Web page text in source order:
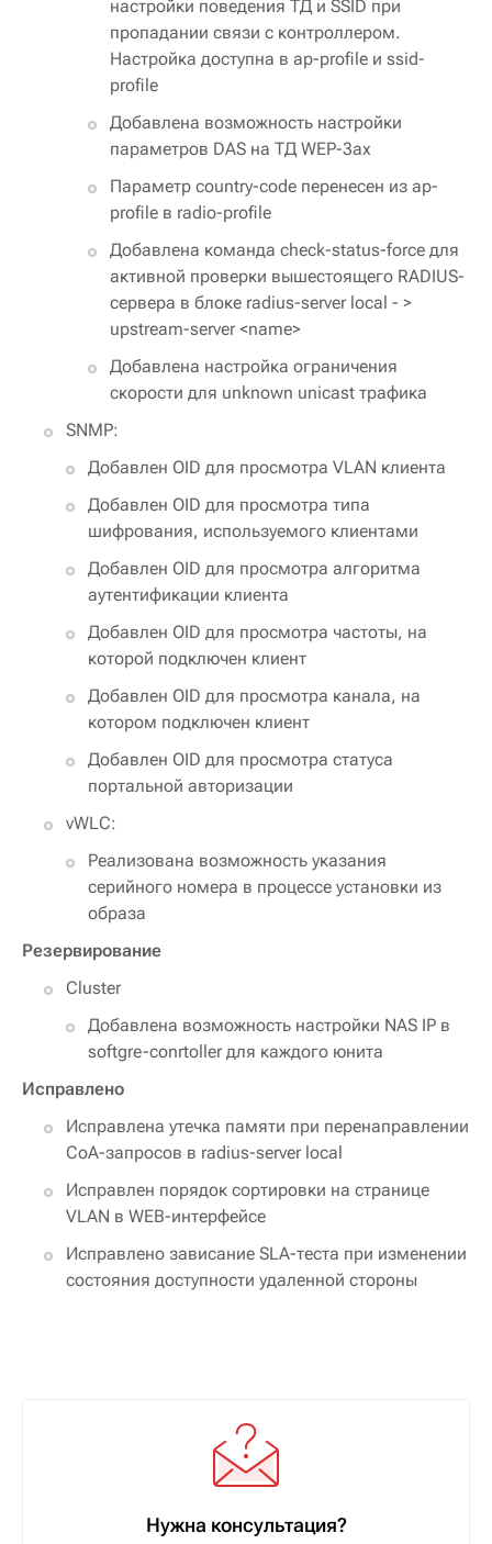
настройки поведения ТД и SSID при
пропадании связи с контроллером.
Настройка доступна в ap-profile и ssid-
profile
Добавлена возможность настройки
параметров DAS на ТД WEP-3ax
Параметр country-code перенесен из ap-
profile в radio-profile
Добавлена команда check-status-force для
активной проверки вышестоящего RADIUS-
сервера в блоке radius-server local - >
upstream-server <name>
Добавлена настройка ограничения
скорости для unknown unicast трафика
SNMP:
Добавлен OID для просмотра VLAN клиента
Добавлен OID для просмотра типа
шифрования, используемого клиентами
Добавлен OID для просмотра алгоритма
аутентификации клиента
Добавлен OID для просмотра частоты, на
которой подключен клиент
Добавлен OID для просмотра канала, на
котором подключен клиент
Добавлен OID для просмотра статуса
портальной авторизации
vWLC:
Реализована возможность указания
серийного номера в процессе установки из
образа
Резервирование
Cluster
Добавлена возможность настройки NAS IP в
softgre-conrtoller для каждого юнита
Исправлено
Исправлена утечка памяти при перенаправлении
CoA-запросов в radius-server local
Исправлен порядок сортировки на странице
VLAN в WEB-интерфейсе
Исправлено зависание SLA-теста при изменении
состояния доступности удаленной стороны
Нужна консультация?